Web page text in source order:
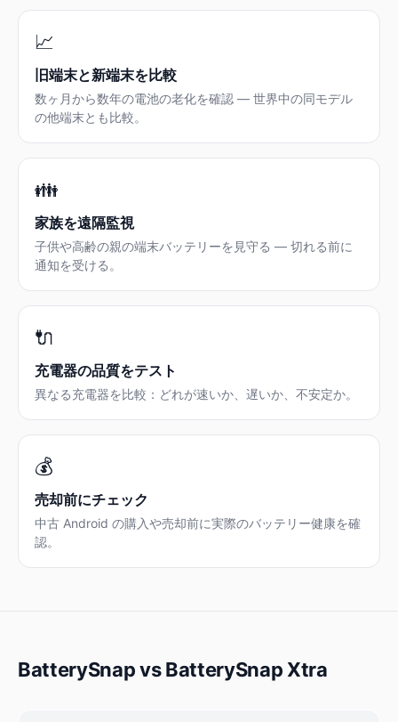
📈
旧端末と新端末を比較
数ヶ月から数年の電池の老化を確認 — 世界中の同モデル
の他端末とも比較。
👪
家族を遠隔監視
子供や高齢の親の端末バッテリーを見守る — 切れる前に
通知を受ける。
🔌
充電器の品質をテスト
異なる充電器を比較：どれが速いか、遅いか、不安定か。
💰
売却前にチェック
中古 Android の購入や売却前に実際のバッテリー健康を確
認。
BatterySnap vs BatterySnap Xtra